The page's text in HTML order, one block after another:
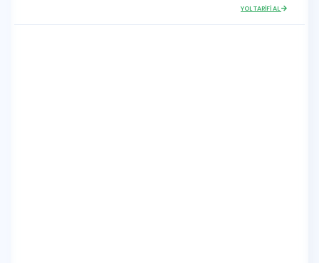
YOL TARİFİ AL